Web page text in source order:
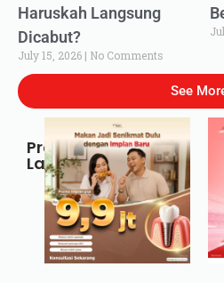
Haruskah Langsung
Dicabut?
July 15, 2026 No Comments
See
Promo
Lainnya